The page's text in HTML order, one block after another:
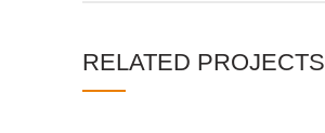
RELATED PROJECTS